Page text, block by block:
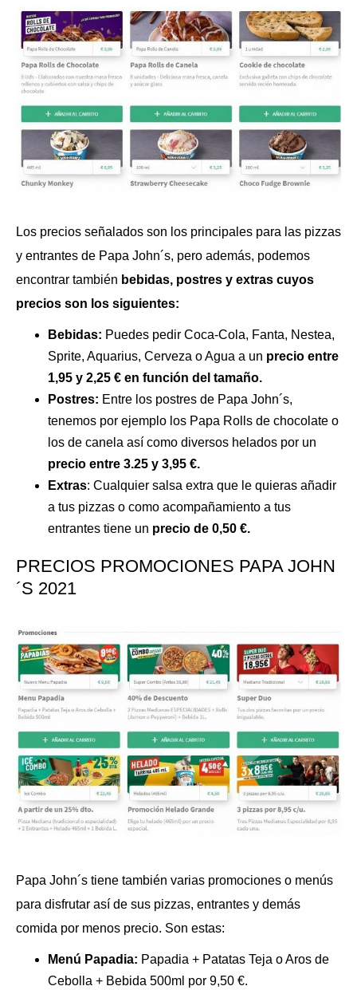
Los precios señalados son los principales para las pizzas
y entrantes de Papa John´s, pero además, podemos
encontrar también bebidas, postres y extras cuyos
precios son los siguientes:
Bebidas: Puedes pedir Coca-Cola, Fanta, Nestea,
Sprite, Aquarius, Cerveza o Agua a un precio entre
1,95 y 2,25 € en función del tamaño.
Postres: Entre los postres de Papa John´s,
tenemos por ejemplo los Papa Rolls de chocolate o
los de canela así como diversos helados por un
precio entre 3.25 y 3,95 €.
Extras: Cualquier salsa extra que le quieras añadir
a tus pizzas o como acompañamiento a tus
entrantes tiene un precio de 0,50 €.
PRECIOS PROMOCIONES PAPA JOHN
´S 2021
Papa John´s tiene también varias promociones o menús
para disfrutar así de sus pizzas, entrantes y demás
comida por menos precio. Son estas:
Menú Papadia: Papadia + Patatas Teja o Aros de
Cebolla + Bebida 500ml por 9,50 €.